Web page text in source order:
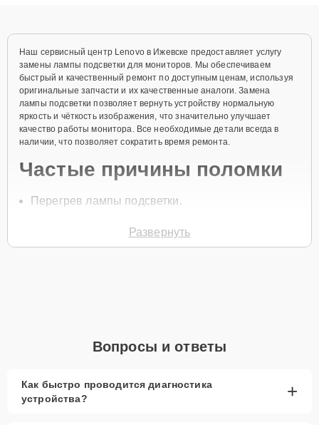
Наш сервисный центр Lenovo в Ижевске предоставляет услугу
замены лампы подсветки для мониторов. Мы обеспечиваем
быстрый и качественный ремонт по доступным ценам, используя
оригинальные запчасти и их качественные аналоги. Замена
лампы подсветки позволяет вернуть устройству нормальную
яркость и чёткость изображения, что значительно улучшает
качество работы монитора. Все необходимые детали всегда в
наличии, что позволяет сократить время ремонта.
Частые причины поломки
Перегрев лампы подсветки.
Износ элементов подсветки.
записи на диагностику и обслуживание.
сервиса
Развернуть
Вопросы и ответы
Как быстро проводится диагностика
устройства?
+